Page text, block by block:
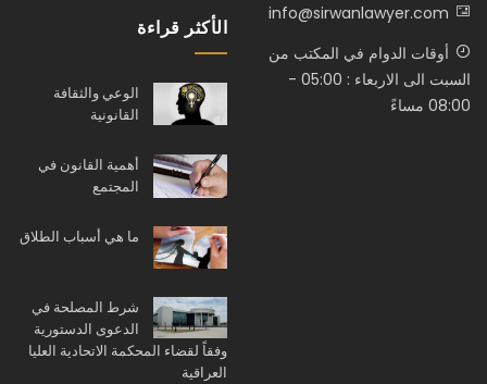
info@sirwanlawyer.com
أوقات الدوام في المكتب من
السبت الى الاربعاء : 05:00 -
08:00 مساءً
الأكثر قراءة
الوعي والثقافة
القانونية
أهمية القانون في
المجتمع
ما هي أسباب الطلاق
شرط المصلحة في
الدعوى الدستورية
وفقاً لقضاء المحكمة الاتحادية العليا
العراقية